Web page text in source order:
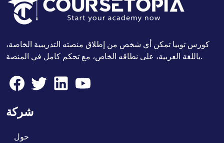
كورس توبيا تمكن أي شخص من إطلاق منصته التدريبية الخاصة،
باللغة العربية، على نطاقه الخاص، مع تحكم كامل في المنصة.
شركة
حول